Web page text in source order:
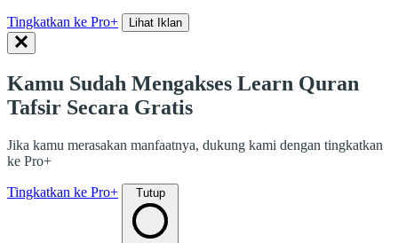
Tingkatkan ke Pro+ Lihat Iklan
Kamu Sudah Mengakses Learn Quran
Tafsir Secara Gratis
Jika kamu merasakan manfaatnya, dukung kami dengan tingkatkan
ke Pro+
Tingkatkan ke Pro+ Tutup